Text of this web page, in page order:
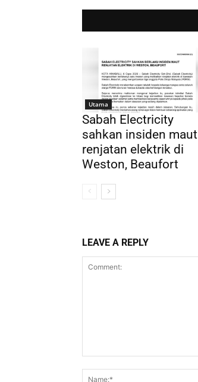
Utama
Sabah Electricity
sahkan insiden maut
renjatan elektrik di
Weston, Beaufort
LEAVE A REPLY